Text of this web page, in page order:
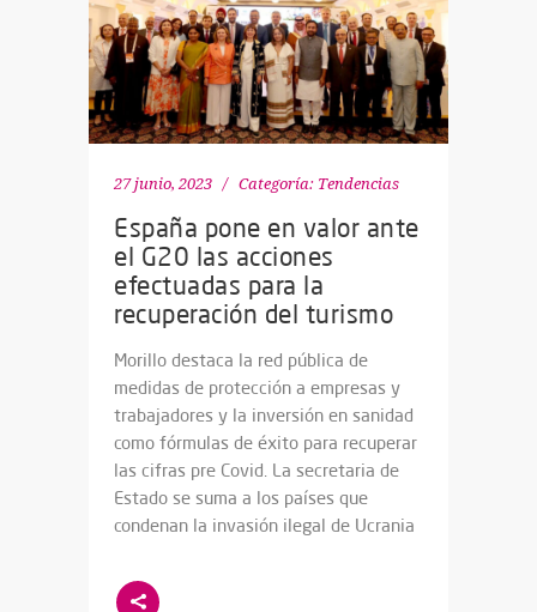
27 junio, 2023 Categoría: Tendencias
España pone en valor ante
el G20 las acciones
efectuadas para la
recuperación del turismo
Morillo destaca la red pública de
medidas de protección a empresas y
trabajadores y la inversión en sanidad
como fórmulas de éxito para recuperar
las cifras pre Covid. La secretaria de
Estado se suma a los países que
condenan la invasión ilegal de Ucrania